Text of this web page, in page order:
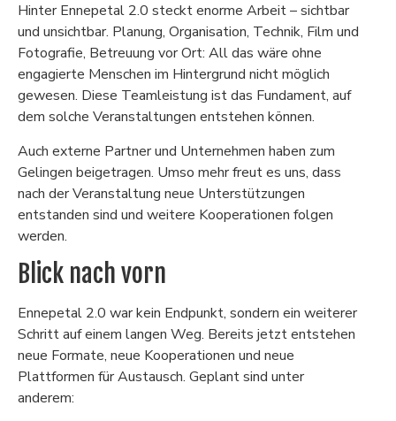
Hinter Ennepetal 2.0 steckt enorme Arbeit – sichtbar
und unsichtbar. Planung, Organisation, Technik, Film und
Fotografie, Betreuung vor Ort: All das wäre ohne
engagierte Menschen im Hintergrund nicht möglich
gewesen. Diese Teamleistung ist das Fundament, auf
dem solche Veranstaltungen entstehen können.
Auch externe Partner und Unternehmen haben zum
Gelingen beigetragen. Umso mehr freut es uns, dass
nach der Veranstaltung neue Unterstützungen
entstanden sind und weitere Kooperationen folgen
werden.
Blick nach vorn
Ennepetal 2.0 war kein Endpunkt, sondern ein weiterer
Schritt auf einem langen Weg. Bereits jetzt entstehen
neue Formate, neue Kooperationen und neue
Plattformen für Austausch. Geplant sind unter
anderem: